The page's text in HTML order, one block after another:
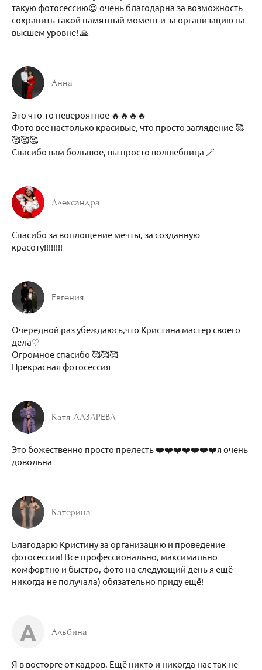
такую фотосессию😍 очень благодарна за возможность
сохранить такой памятный момент и за организацию на
высшем уровне! 🙏
Анна
Это что-то невероятное 🔥🔥🔥🔥
Фото все настолько красивые, что просто заглядение 🥰
🥰🥰🥰
Спасибо вам большое, вы просто волшебница 🪄
Александра
Спасибо за воплощение мечты, за созданную
красоту!!!!!!!!
Евгения
Очередной раз убеждаюсь,что Кристина мастер своего
дела♡
Огромное спасибо 🥰🥰🥰
Прекрасная фотосессия
Катя ЛАЗАРЕВА
Это божественно просто прелесть ❤️❤️❤️❤️❤️❤️❤️я очень
довольна
Катерина
Благодарю Кристину за организацию и проведение
фотосессии! Все профессионально, максимально
комфортно и быстро, фото на следующий день я ещё
никогда не получала) обязательно приду ещё!
А Альбина
Я в восторге от кадров. Ещё никто и никогда нас так не